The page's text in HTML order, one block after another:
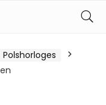
Polshorloges